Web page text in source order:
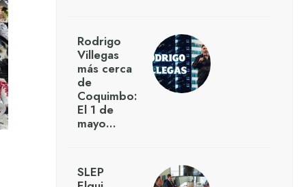
Rodrigo
Villegas
más cerca
de
Coquimbo:
El 1 de
mayo…
SLEP